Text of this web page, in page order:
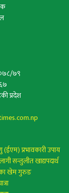
७९
प्रदेश
प्रभावकारी उपाय
सन्तुलीत खाद्यपदार्थ
खेम गुरुङ